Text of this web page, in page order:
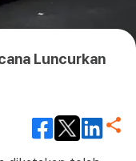
Luncurkan